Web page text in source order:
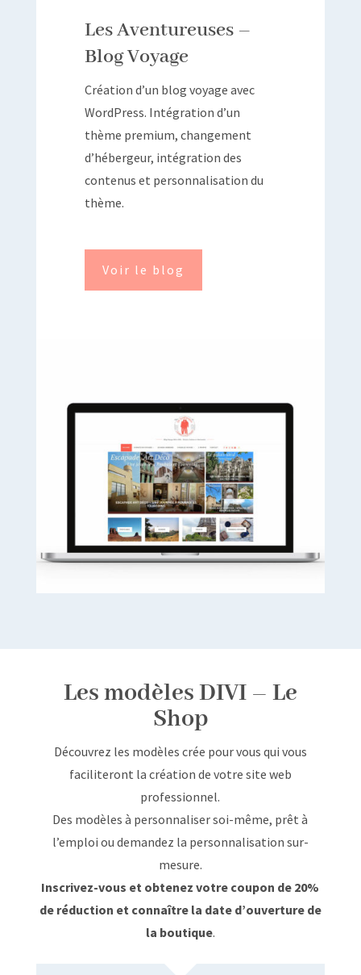
Les Aventureuses –
Blog Voyage
Création d’un blog voyage avec
WordPress. Intégration d’un
thème premium, changement
d’hébergeur, intégration des
contenus et personnalisation du
thème.
Voir le blog
Les modèles DIVI – Le
Shop
Découvrez les modèles crée pour vous qui vous
faciliteront la création de votre site web
professionnel.
Des modèles à personnaliser soi-même, prêt à
l’emploi ou demandez la personnalisation sur-
mesure.
Inscrivez-vous et obtenez votre coupon de 20%
de réduction et connaître la date d’ouverture de
la boutique.